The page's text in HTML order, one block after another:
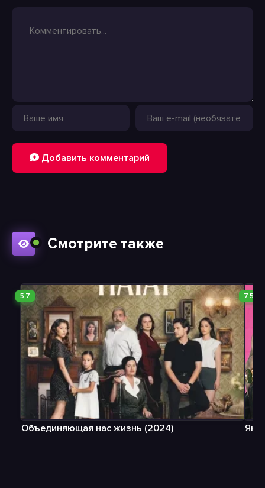
Добавить комментарий
Смотрите также
5.7
Объединяющая нас жизнь (2024)
7.5
Янн